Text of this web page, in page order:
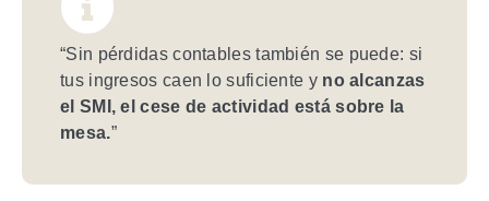
“Sin pérdidas contables también se puede: si
tus ingresos caen lo suficiente y no alcanzas
el SMI, el cese de actividad está sobre la
mesa.”